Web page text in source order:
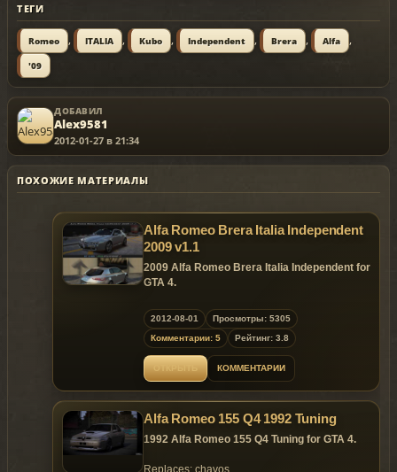
ТЕГИ
Romeo , ITALIA , Kubo , Independent , Brera , Alfa ,
'09
ДОБАВИЛ
Alex9581
2012-01-27 в 21:34
ПОХОЖИЕ МАТЕРИАЛЫ
Alfa Romeo Brera Italia Independent
2009 v1.1
2009 Alfa Romeo Brera Italia Independent for
GTA 4.
Replaces: comet
2012-08-01
Просмотры: 5305
Комментарии: 5
Рейтинг: 3.8
КОММЕНТАРИИ
Alfa Romeo 155 Q4 1992 Tuning
1992 Alfa Romeo 155 Q4 Tuning for GTA 4.
Replaces: chavos